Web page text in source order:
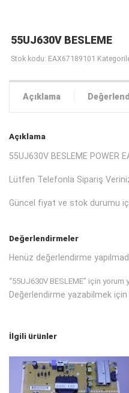
55UJ630V BESLEME
Stok kodu: EAX67189101
Açıklama
Açıklama
55UJ630V BESLEME POWER
Lütfen Telefonla Sipariş
Güncel fiyat ve stok durumu
Değerlendirmeler
Henüz değerlendirme
“55UJ630V BESLEME” için
Değerlendirme yazabilmek için
İlgili ürünler